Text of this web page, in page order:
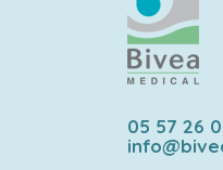
05 57 26